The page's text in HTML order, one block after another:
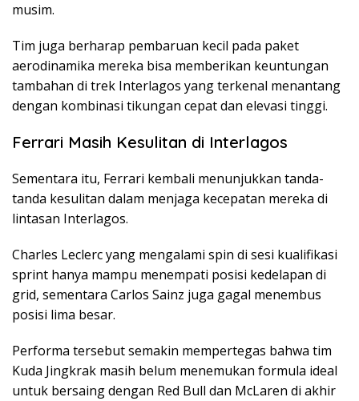
musim.
Tim juga berharap pembaruan kecil pada paket
aerodinamika mereka bisa memberikan keuntungan
tambahan di trek Interlagos yang terkenal menantang
dengan kombinasi tikungan cepat dan elevasi tinggi.
Ferrari Masih Kesulitan di Interlagos
Sementara itu, Ferrari kembali menunjukkan tanda-
tanda kesulitan dalam menjaga kecepatan mereka di
lintasan Interlagos.
Charles Leclerc yang mengalami spin di sesi kualifikasi
sprint hanya mampu menempati posisi kedelapan di
grid, sementara Carlos Sainz juga gagal menembus
posisi lima besar.
Performa tersebut semakin mempertegas bahwa tim
Kuda Jingkrak masih belum menemukan formula ideal
untuk bersaing dengan Red Bull dan McLaren di akhir